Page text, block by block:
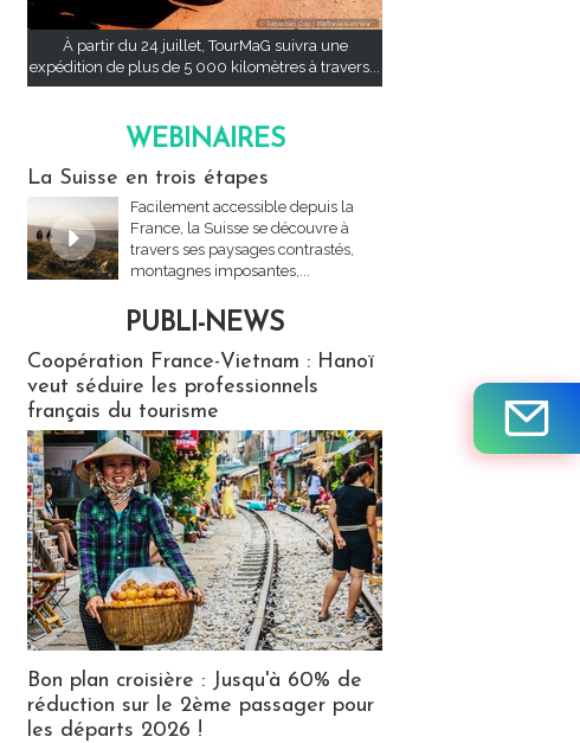
À partir du 24 juillet, TourMaG suivra une
expédition de plus de 5 000 kilomètres à travers...
WEBINAIRES
La Suisse en trois étapes
Facilement accessible depuis la
France, la Suisse se découvre à
travers ses paysages contrastés,
montagnes imposantes,...
PUBLI-NEWS
Coopération France-Vietnam : Hanoï
veut séduire les professionnels
français du tourisme
Bon plan croisière : Jusqu'à 60% de
réduction sur le 2ème passager pour
les départs 2026 !